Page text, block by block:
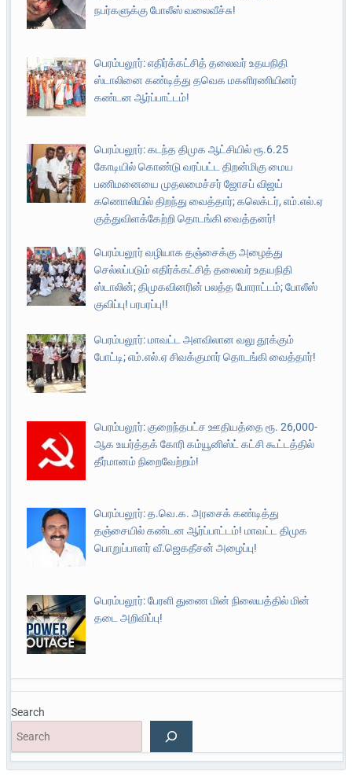
நபர்களுக்கு போலீஸ் வலைவீச்சு!
பெரம்பலூர்: எதிர்க்கட்சித் தலைவர் உதயநிதி
ஸ்டாலினை கண்டித்து தவெக மகளிரணியினர்
கண்டன ஆர்ப்பாட்டம்!
பெரம்பலூர்: கடந்த திமுக ஆட்சியில் ரூ.6.25
கோடியில் கொண்டு வரப்பட்ட திறன்மிகு மைய
பணிமனையை முதலமைச்சர் ஜோசப் விஜய்
கணொலியில் திறந்து வைத்தார்; கலெக்டர், எம்.எல்.ஏ
குத்துவிளக்கேற்றி தொடங்கி வைத்தனர்!
பெரம்பலூர் வழியாக தஞ்சைக்கு அழைத்து
செல்லப்படும் எதிர்க்கட்சித் தலைவர் உதயநிதி
ஸ்டாலின்; திமுகவினரின் பலத்த போராட்டம்; போலீஸ்
குவிப்பு! பரபரப்பு!!
பெரம்பலூர்: மாவட்ட அளவிலான வலு தூக்கும்
போட்டி; எம்.எல்.ஏ சிவக்குமார் தொடங்கி வைத்தார்!
பெரம்பலூர்: குறைந்தபட்ச ஊதியத்தை ரூ. 26,000-
ஆக உயர்த்தக் கோரி கம்யூனிஸ்ட் கட்சி கூட்டத்தில்
தீர்மானம் நிறைவேற்றம்!
பெரம்பலூர்: த.வெ.க. அரசைக் கண்டித்து
தஞ்சையில் கண்டன ஆர்ப்பாட்டம்! மாவட்ட திமுக
பொறுப்பாளர் வீ.ஜெகதீசன் அழைப்பு!
பெரம்பலூர்: பேரளி துணை மின் நிலையத்தில் மின்
தடை அறிவிப்பு!
Search